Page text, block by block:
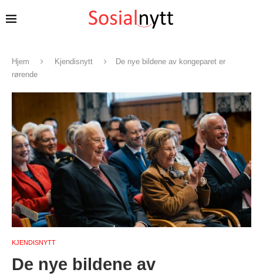
Hjem Kjendisnytt
De nye bildene av kongeparet er
rørende
KJENDISNYTT
De nye bildene av